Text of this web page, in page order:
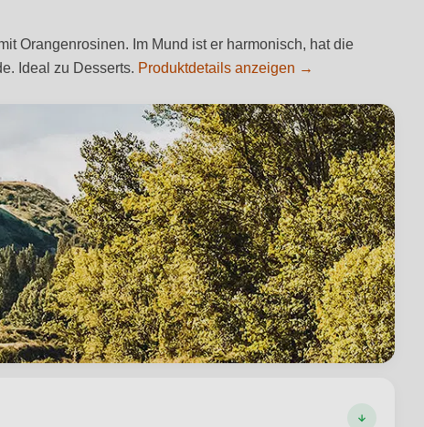
Orangenrosinen. Im Mund ist er harmonisch, hat die
Ideal zu Desserts. Produktdetails anzeigen →